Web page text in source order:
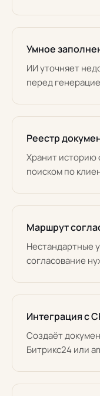
Умное
ИИ уточняет
перед
Реестр
Хранит историю
поиском по
Маршрут
Нестандартные
согласование
Интеграция с
Создаёт
Битрикс24 или